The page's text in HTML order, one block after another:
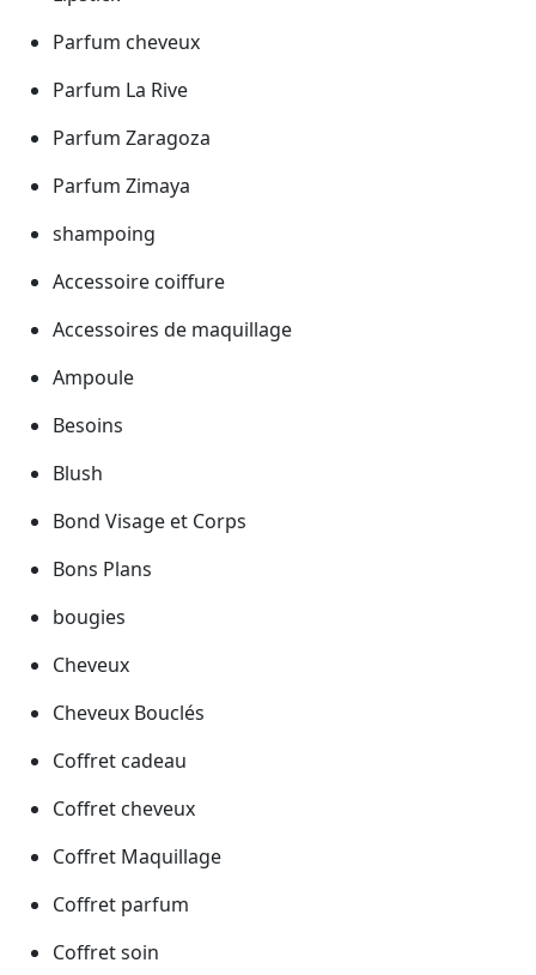
Parfum cheveux
Parfum La Rive
Parfum Zaragoza
Parfum Zimaya
shampoing
Accessoire coiffure
Accessoires de maquillage
Ampoule
Besoins
Blush
Bond Visage et Corps
Bons Plans
bougies
Cheveux
Cheveux Bouclés
Coffret cadeau
Coffret cheveux
Coffret Maquillage
Coffret parfum
Coffret soin